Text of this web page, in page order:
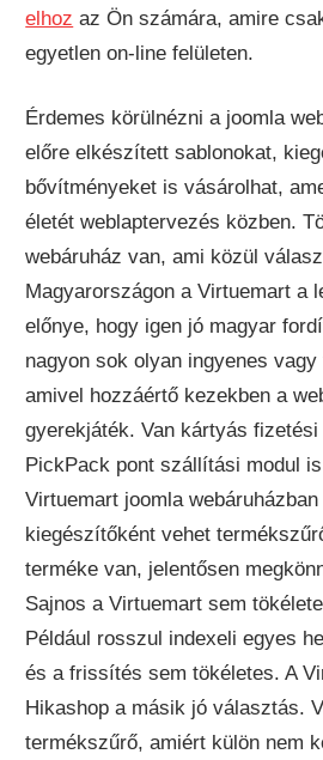
elhoz az Ön számára, amire
egyetlen on-line felületen.
Érdemes körülnézni a joomla
előre elkészített sablonokat,
bővítményeket is vásárolhat,
életét weblaptervezés közben.
webáruház van, ami közül
Magyarországon a Virtuemart a
előnye, hogy igen jó magyar
nagyon sok olyan ingyenes
amivel hozzáértő kezekben a
gyerekjáték. Van kártyás fizetési
PickPack pont szállítási modul
Virtuemart joomla
kiegészítőként vehet
terméke van, jelentősen
Sajnos a Virtuemart sem
Például rosszul indexeli egyes
és a frissítés sem tökéletes. A
Hikashop a másik jó választás.
termékszűrő, amiért külön nem